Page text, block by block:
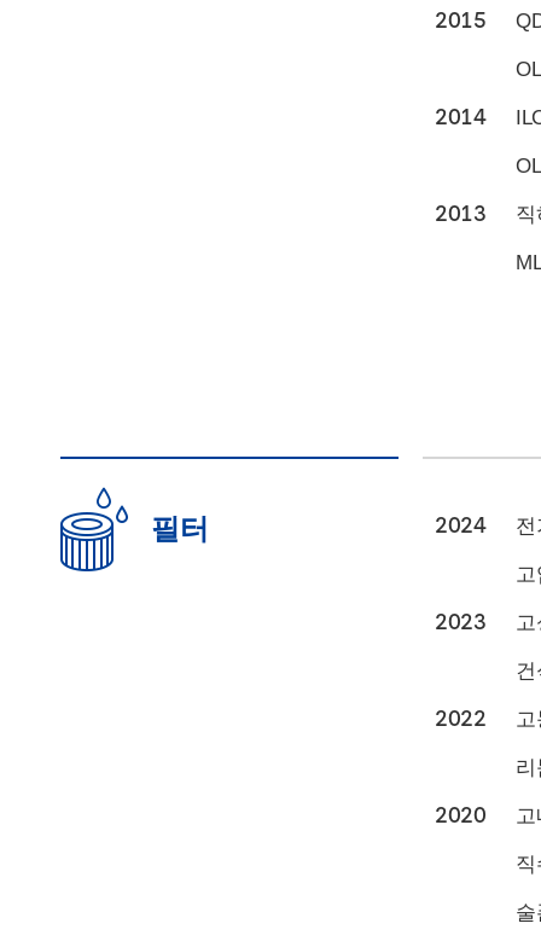
2015
2014
2013 직
필터 2024 전
고
2023 고
건
2022 고
리
2020 고
직
술